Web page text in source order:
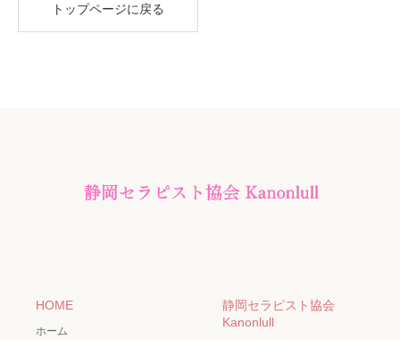
トップページに戻る
HOME
ホーム
静岡セラピスト協会
Kanonlull